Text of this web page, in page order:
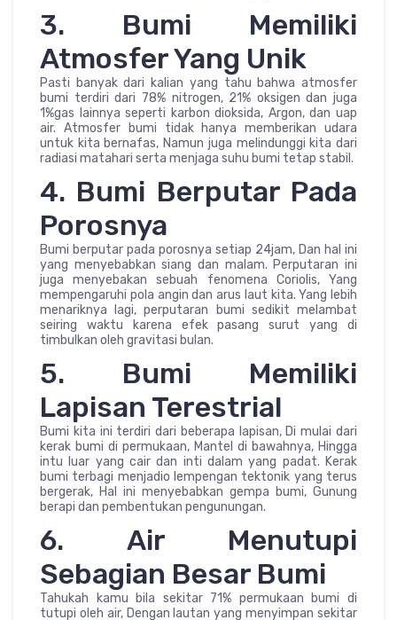
3. Bumi Memiliki
Atmosfer Yang Unik
Pasti banyak dari kalian yang tahu bahwa atmosfer
bumi terdiri dari 78% nitrogen, 21% oksigen dan juga
1%gas lainnya seperti karbon dioksida, Argon, dan uap
air. Atmosfer bumi tidak hanya memberikan udara
untuk kita bernafas, Namun juga melindunggi kita dari
radiasi matahari serta menjaga suhu bumi tetap stabil.
4. Bumi Berputar Pada
Porosnya
Bumi berputar pada porosnya setiap 24jam, Dan hal ini
yang menyebabkan siang dan malam. Perputaran ini
juga menyebakan sebuah fenomena Coriolis, Yang
mempengaruhi pola angin dan arus laut kita. Yang lebih
menariknya lagi, perputaran bumi sedikit melambat
seiring waktu karena efek pasang surut yang di
timbulkan oleh gravitasi bulan.
5. Bumi Memiliki
Lapisan Terestrial
Bumi kita ini terdiri dari beberapa lapisan, Di mulai dari
kerak bumi di permukaan, Mantel di bawahnya, Hingga
intu luar yang cair dan inti dalam yang padat. Kerak
bumi terbagi menjadio lempengan tektonik yang terus
bergerak, Hal ini menyebabkan gempa bumi, Gunung
berapi dan pembentukan pengunungan.
6. Air Menutupi
Sebagian Besar Bumi
Tahukah kamu bila sekitar 71% permukaan bumi di
tutupi oleh air, Dengan lautan yang menyimpan sekitar